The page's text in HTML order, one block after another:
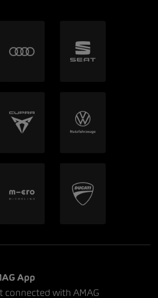
App
connected with AMAG